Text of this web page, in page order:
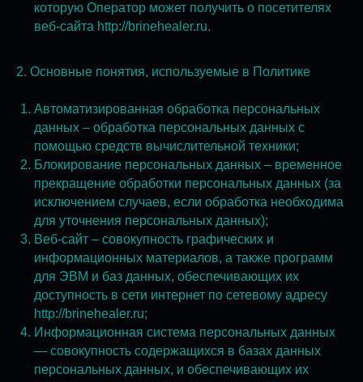
которую Оператор может получить о посетителях
веб-сайта http://brinehealer.ru.
2. Основные понятия, используемые в Политике
Автоматизированная обработка персональных
данных – обработка персональных данных с
помощью средств вычислительной техники;
Блокирование персональных данных – временное
прекращение обработки персональных данных (за
исключением случаев, если обработка необходима
для уточнения персональных данных);
Веб-сайт – совокупность графических и
информационных материалов, а также программ
для ЭВМ и баз данных, обеспечивающих их
доступность в сети интернет по сетевому адресу
http://brinehealer.ru;
Информационная система персональных данных
— совокупность содержащихся в базах данных
персональных данных, и обеспечивающих их